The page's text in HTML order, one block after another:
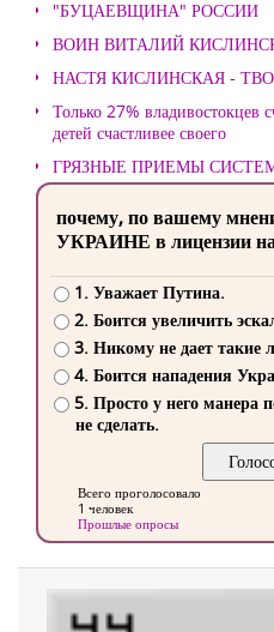
"БУЦАЕВЩИНА" РОССИИ
ВОИН ВИТАЛИЙ
НАСТЯ КИСЛИНСКАЯ -
Только 27% владивостокцев
детей счастливее своего
ГРЯЗНЫЕ ПРИЕМЫ
почему, по вашему
УКРАИНЕ в лицензии на
1. Уважает Путина.
2. Боится увеличить
3. Никому не дает такие
4. Боится нападения
5. Просто у него манера
не сделать.
Всего проголосовало
1 человек
Прошлые опросы